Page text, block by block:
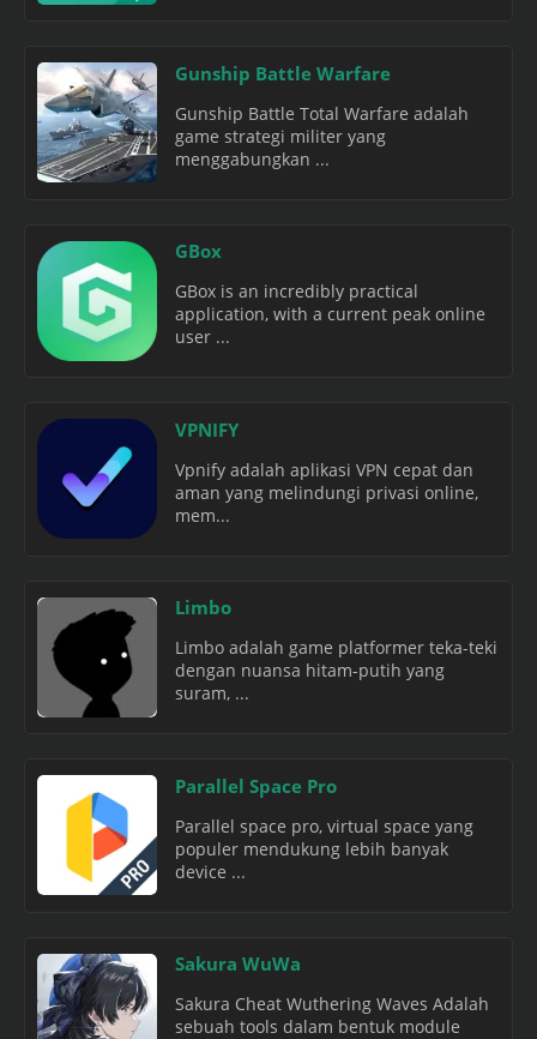
Gunship Battle Warfare
Gunship Battle Total Warfare adalah
game strategi militer yang
menggabungkan ...
GBox
GBox is an incredibly practical
application, with a current peak online
user ...
VPNIFY
Vpnify adalah aplikasi VPN cepat dan
aman yang melindungi privasi online,
mem...
Limbo
Limbo adalah game platformer teka-teki
dengan nuansa hitam-putih yang
suram, ...
Parallel Space Pro
Parallel space pro, virtual space yang
populer mendukung lebih banyak
device ...
Sakura WuWa
Sakura Cheat Wuthering Waves Adalah
sebuah tools dalam bentuk module